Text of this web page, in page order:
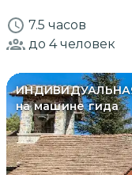
7.5 часов
до 4человек
на машине гида